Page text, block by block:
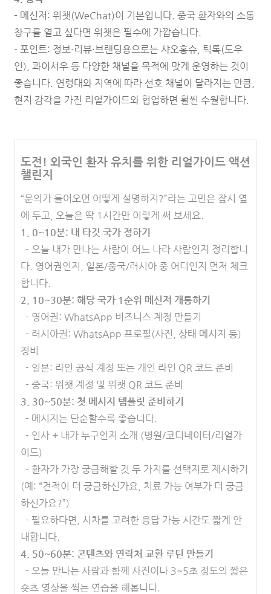
- 메신저: 위챗(WeChat)이 기본입니다. 중국 환자와의 소통
창구를 열고 싶다면 위챗은 필수에 가깝습니다.
- 포인트: 정보·리뷰·브랜딩용으로는 샤오홍슈, 틱톡(도우
인), 콰이서우 등 다양한 채널을 목적에 맞게 운영하는 것이
좋습니다. 연령대와 지역에 따라 선호 채널이 달라지는 만큼,
현지 감각을 가진 리얼가이드와 협업하면 훨씬 수월합니다.
도전! 외국인 환자 유치를 위한 리얼가이드 액션
챌린지
“문의가 들어오면 어떻게 설명하지?”라는 고민은 잠시 옆
에 두고, 오늘은 딱 1시간만 이렇게 써 보세요.
1. 0~10분: 내 타깃 국가 정하기
- 오늘 내가 만나는 사람이 어느 나라 사람인지 정리합니
다. 영어권인지, 일본/중국/러시아 중 어디인지 먼저 체크
합니다.
2. 10~30분: 해당 국가 1순위 메신저 개통하기
- 영어권: WhatsApp 비즈니스 계정 만들기
- 러시아권: WhatsApp 프로필(사진, 상태 메시지 등)
정비
- 일본: 라인 공식 계정 또는 개인 라인 QR 코드 준비
- 중국: 위챗 계정 및 위챗 QR 코드 준비
3. 30~50분: 첫 메시지 템플릿 준비하기
- 메시지는 단순할수록 좋습니다.
- 인사 + 내가 누구인지 소개 (병원/코디네이터/리얼가
이드)
- 환자가 가장 궁금해할 것 두 가지를 선택지로 제시하기
(예: “견적이 더 궁금하신가요, 치료 가능 여부가 더 궁금
하신가요?”)
- 필요하다면, 시차를 고려한 응답 가능 시간도 짧게 안
내합니다.
4. 50~60분: 콘텐츠와 연락처 교환 루틴 만들기
- 오늘 만나는 사람과 함께 사진이나 3~5초 정도의 짧은
숏츠 영상을 찍는 연습을 해봅니다.